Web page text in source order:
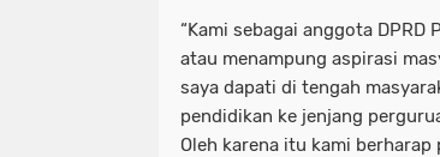
“Kami sebagai anggota DPRD
atau menampung aspirasi
saya dapati di tengah
pendidikan ke jenjang
Oleh karena itu kami